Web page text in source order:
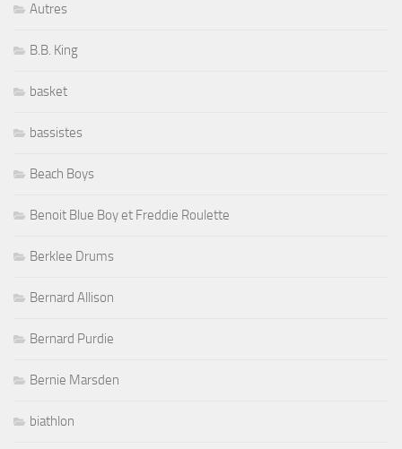
Autres
B.B. King
basket
bassistes
Beach Boys
Benoit Blue Boy et Freddie Roulette
Berklee Drums
Bernard Allison
Bernard Purdie
Bernie Marsden
biathlon